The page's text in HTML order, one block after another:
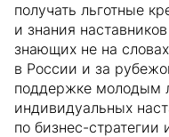
получать льготные
и знания
знающих не на
в России и за
поддержке молодым
индивидуальных
по бизнес-